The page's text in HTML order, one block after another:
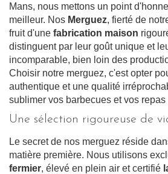
Mans, nous mettons un point
meilleur. Nos Merguez, fierté de
fruit d'une fabrication maison
distinguent par leur goût unique et
incomparable, bien loin des
Choisir notre merguez, c'est opter
authentique et une qualité
sublimer vos barbecues et vos
Une sélection rigoureuse de
Le secret de nos merguez réside
matière première. Nous utilisons
fermier, élevé en plein air et certifié